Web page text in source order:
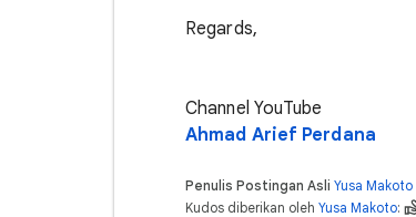
Regards,
Channel YouTube
Ahmad Arief Perdana
Penulis Postingan Asli Yusa Makoto
Kudos diberikan oleh Yusa Makoto: